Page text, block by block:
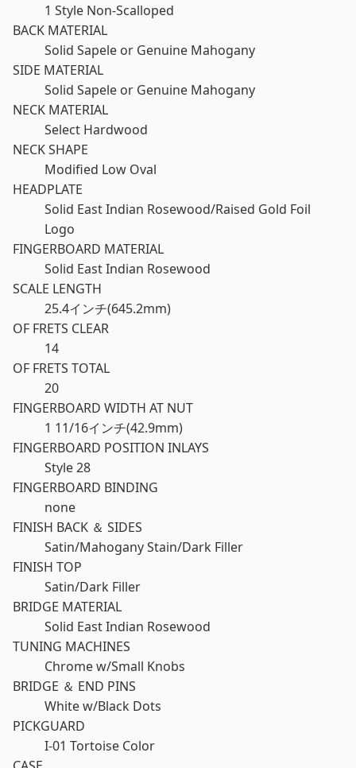
1 Style Non-Scalloped
BACK MATERIAL
Solid Sapele or Genuine Mahogany
SIDE MATERIAL
Solid Sapele or Genuine Mahogany
NECK MATERIAL
Select Hardwood
NECK SHAPE
Modified Low Oval
HEADPLATE
Solid East Indian Rosewood/Raised Gold Foil
Logo
FINGERBOARD MATERIAL
Solid East Indian Rosewood
SCALE LENGTH
25.4インチ(645.2mm)
OF FRETS CLEAR
14
OF FRETS TOTAL
20
FINGERBOARD WIDTH AT NUT
1 11/16インチ(42.9mm)
FINGERBOARD POSITION INLAYS
Style 28
FINGERBOARD BINDING
none
FINISH BACK ＆ SIDES
Satin/Mahogany Stain/Dark Filler
FINISH TOP
Satin/Dark Filler
BRIDGE MATERIAL
Solid East Indian Rosewood
TUNING MACHINES
Chrome w/Small Knobs
BRIDGE ＆ END PINS
White w/Black Dots
PICKGUARD
I-01 Tortoise Color